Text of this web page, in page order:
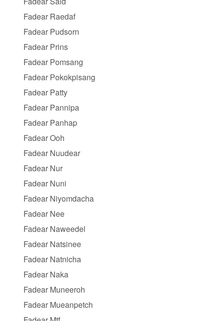
Fadear Raedaf
Fadear Pudsorn
Fadear Prins
Fadear Pomsang
Fadear Pokokpisang
Fadear Patty
Fadear Pannipa
Fadear Panhap
Fadear Ooh
Fadear Nuudear
Fadear Nur
Fadear Nuni
Fadear Niyomdacha
Fadear Nee
Fadear Naweedel
Fadear Natsinee
Fadear Natnicha
Fadear Naka
Fadear Muneeroh
Fadear Mueanpetch